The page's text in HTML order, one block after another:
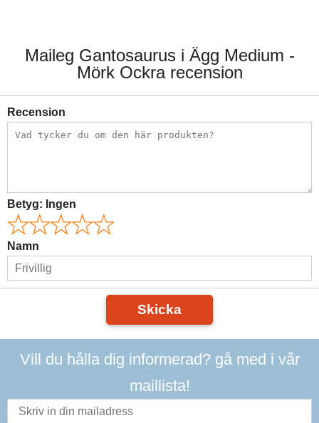
Maileg Gantosaurus i Ägg Medium -
Mörk Ockra recension
Recension
Betyg: Ingen
Namn
Skicka
Vill du hålla dig informerad? gå med i vår
maillista!